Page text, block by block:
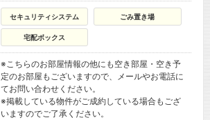
セキュリティシステム ごみ置き場
宅配ボックス
※こちらのお部屋情報の他にも空き部屋・空き予
定のお部屋もございますので、メールやお電話に
てお問い合わせください。
※掲載している物件がご成約している場合もござ
いますのでご了承ください。